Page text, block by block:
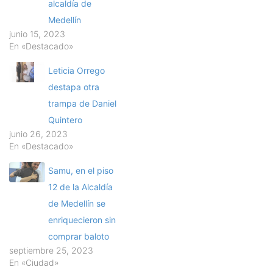
alcaldía de
Medellín
junio 15, 2023
En «Destacado»
Leticia Orrego
destapa otra
trampa de Daniel
Quintero
junio 26, 2023
En «Destacado»
Samu, en el piso
12 de la Alcaldía
de Medellín se
enriquecieron sin
comprar baloto
septiembre 25, 2023
En «Ciudad»